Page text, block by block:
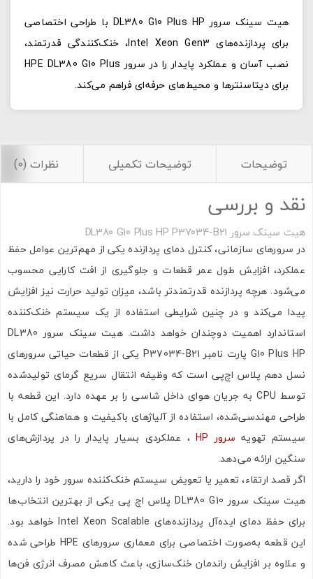
هیت سینک سرور DL380 G10 Plus HP با طراحی اختصاصی
برای پردازنده‌های Intel Xeon Gen3، خنک‌کنندگی قدرتمند،
نصب آسان و عملکرد پایدار را در سرور HPE DL380 G10 Plus
برای دیتاسنترها و محیط‌های حرفه‌ای فراهم می‌کند.
توضیحات توضیحات تکمیلی نظرات (0)
نقد و بررسی
هیت سینک سرور DL380 G10 Plus HP P37034-B21
در سرورهای سازمانی، کنترل دمای پردازنده یکی از مهم‌ترین عوامل حفظ
عملکرد، افزایش طول عمر قطعات و جلوگیری از افت کارایی محسوب
می‌شود. هرچه پردازنده قدرتمندتر باشد، میزان تولید حرارت نیز افزایش
پیدا می‌کند و در چنین شرایطی استفاده از یک سیستم خنک‌کننده
استاندارد اهمیت دوچندان خواهد داشت. هیت سینک سرور DL380
G10 Plus HP پارت نامبر P37034-B21 یکی از قطعات حیاتی سرورهای
نسل دهم پلاس اچ‌پی است که وظیفه انتقال سریع گرمای تولیدشده
توسط CPU به جریان هوای داخل شاسی را بر عهده دارد. این قطعه با
طراحی مهندسی‌شده، استفاده از آلیاژهای باکیفیت و هماهنگی کامل با
سیستم تهویه سرور HP
، عملکردی بسیار پایدار را در پردازش‌های
سنگین ارائه می‌دهد.
اگر قصد ارتقاء، تعمیر یا تعویض سیستم خنک‌کننده سرور خود را دارید،
هیت سینک سرور DL380 G10 پلاس اچ پی یکی از بهترین انتخاب‌ها
برای حفظ دمای ایده‌آل پردازنده‌های Intel Xeon Scalable خواهد بود.
این قطعه به‌صورت اختصاصی برای معماری سرورهای HPE طراحی شده
و علاوه بر افزایش راندمان خنک‌سازی، باعث کاهش مصرف انرژی فن‌ها